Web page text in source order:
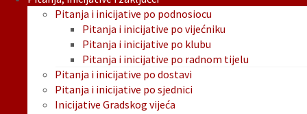
Pitanja i inicijative po podnosiocu
Pitanja i inicijative po vijećniku
Pitanja i inicijative po klubu
Pitanja i inicijative po radnom tijelu
Pitanja i inicijative po dostavi
Pitanja i inicijative po sjednici
Inicijative Gradskog vijeća